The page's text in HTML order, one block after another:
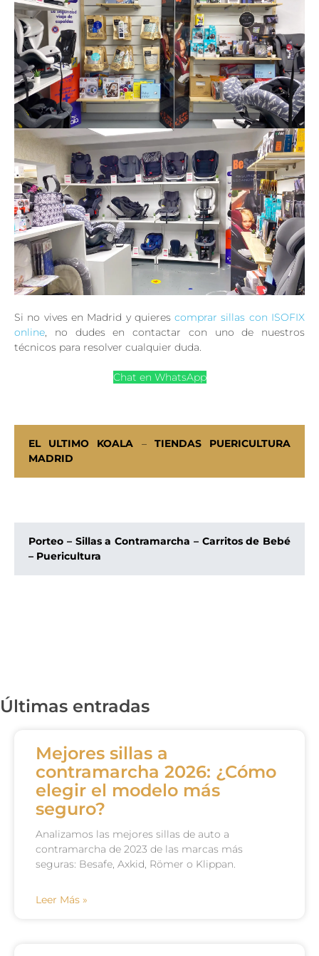
Si no vives en Madrid y quierescomprar sillas con ISOFIX
online, no dudes en contactar con uno de nuestros
técnicos para resolver cualquier duda.
Chat en WhatsApp
EL ULTIMO KOALA – TIENDAS PUERICULTURA
MADRID
Porteo – Sillas a Contramarcha – Carritos de Bebé
– Puericultura
Últimas entradas
Mejores sillas a
contramarcha 2026: ¿Cómo
elegir el modelo más
seguro?
Analizamos las mejores sillas de auto a
contramarcha de 2023 de las marcas más
seguras: Besafe, Axkid, Römer o Klippan.
Leer Más »